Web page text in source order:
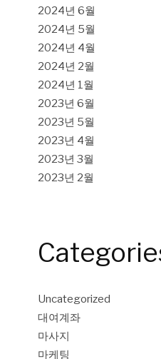
2024년 6월
2024년 5월
2024년 4월
2024년 2월
2024년 1월
2023년 6월
2023년 5월
2023년 4월
2023년 3월
2023년 2월
Uncategorized
대여계좌
마사지
마케팅